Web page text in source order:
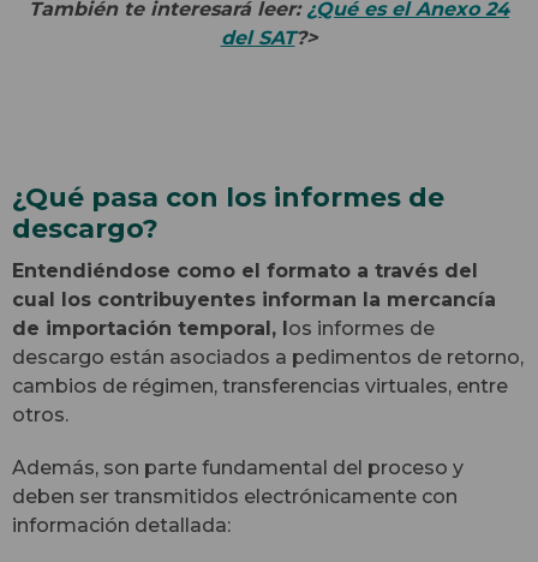
También te interesará leer: ¿Qué es el Anexo 24
del SAT?>
¿Qué pasa con los informes de
descargo?
Entendiéndose como el formato a través del
cual los contribuyentes informan la mercancía
de importación temporal, los informes de
descargo están asociados a pedimentos de retorno,
cambios de régimen, transferencias virtuales, entre
otros.
Además, son parte fundamental del proceso y
deben ser transmitidos electrónicamente con
información detallada: